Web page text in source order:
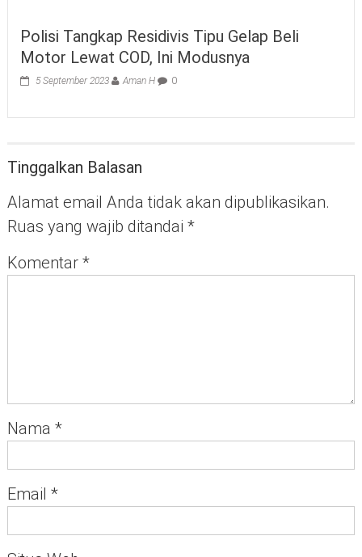
Polisi Tangkap Residivis Tipu Gelap Beli
Motor Lewat COD, Ini Modusnya
5 September 2023 Aman H 0
Tinggalkan Balasan
Alamat email Anda tidak akan dipublikasikan.
Ruas yang wajib ditandai *
Komentar *
Nama *
Email *